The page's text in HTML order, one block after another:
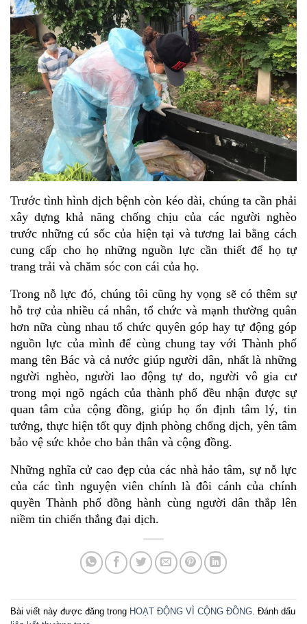
Trước tình hình dịch bệnh còn kéo dài, chúng ta cần phải
xây dựng khả năng chống chịu của các người nghèo
trước những cú sốc của hiện tại và tương lai bằng cách
cung cấp cho họ những nguồn lực cần thiết để họ tự
trang trải và chăm sóc con cái của họ.
Trong nỗ lực đó, chúng tôi cũng hy vọng sẽ có thêm sự
hỗ trợ của nhiều cá nhân, tổ chức và mạnh thường quân
hơn nữa cùng nhau tổ chức quyên góp hay tự động góp
nguồn lực của mình để cùng chung tay với Thành phố
mang tên Bác và cả nước giúp người dân, nhất là những
người nghèo, người lao động tự do, người vô gia cư
trong mọi ngõ ngách của thành phố đều nhận được sự
quan tâm của cộng đồng, giúp họ ổn định tâm lý, tin
tưởng, thực hiện tốt quy định phòng chống dịch, yên tâm
bảo vệ sức khỏe cho bản thân và cộng đồng.
Những nghĩa cử cao đẹp của các nhà hảo tâm, sự nỗ lực
của các tình nguyện viên chính là đôi cánh của chính
quyền Thành phố đồng hành cùng người dân thắp lên
niềm tin chiến thắng đại dịch.
Bài viết này được đăng trong HOẠT ĐỘNG VÌ CỘNG ĐỒNG . Đánh dấu